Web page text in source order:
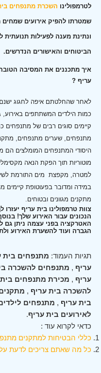
לטרמפולינו השכרת מתנפחים
שמטרתו להפיק אירועים
ונתינת מענה לפעילות תנועתית
הביטוחים והאישורים הנדרשים.
איך מתכננים את המסיבה
עריף ?
לאחר שהחלטתם איפה לחגוג
כמות הילדים המשתתפים באירוע,
קיימים סוגים רבים של מתנפחים
מתנפחים, שערים מתנפחים,
היסודי המתנפחים המומלצים הם
מוטוריות תוך הפקת הנאה
למטרה, מקפצת מים התורמת
במידה ומדובר בפעוטופת קיימים
מתקנים מגוונים ובטוחים.
צוות טרמפולינו בית עריף
הנכונים עבור האירוע שלך!
האטרקציה בפני עצמה ניתן גם
הגברה ועוד להשערת האירוע
תגיות העמוד: מתנפחים בית
עריף , מתנפחים להשכרה
עריף , מכירת מתנפחים
להשכרה בית עריף ,
בית עריף , מתנפחים
לאירועים בית עריף.
כדאי לקרוא עוד :
כללי הבטיחות למתקנים
כל מה שאתם צריכים לדעת